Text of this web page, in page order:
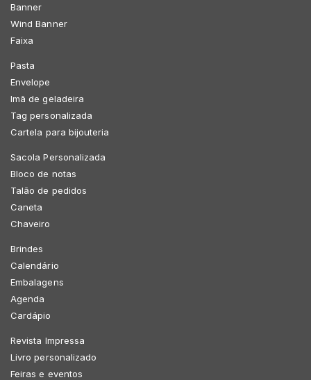
Banner
Wind Banner
Faixa
Pasta
Envelope
Imã de geladeira
Tag personalizada
Cartela para bijouteria
Sacola Personalizada
Bloco de notas
Talão de pedidos
Caneta
Chaveiro
Brindes
Calendário
Embalagens
Agenda
Cardápio
Revista Impressa
Livro personalizado
Feiras e eventos